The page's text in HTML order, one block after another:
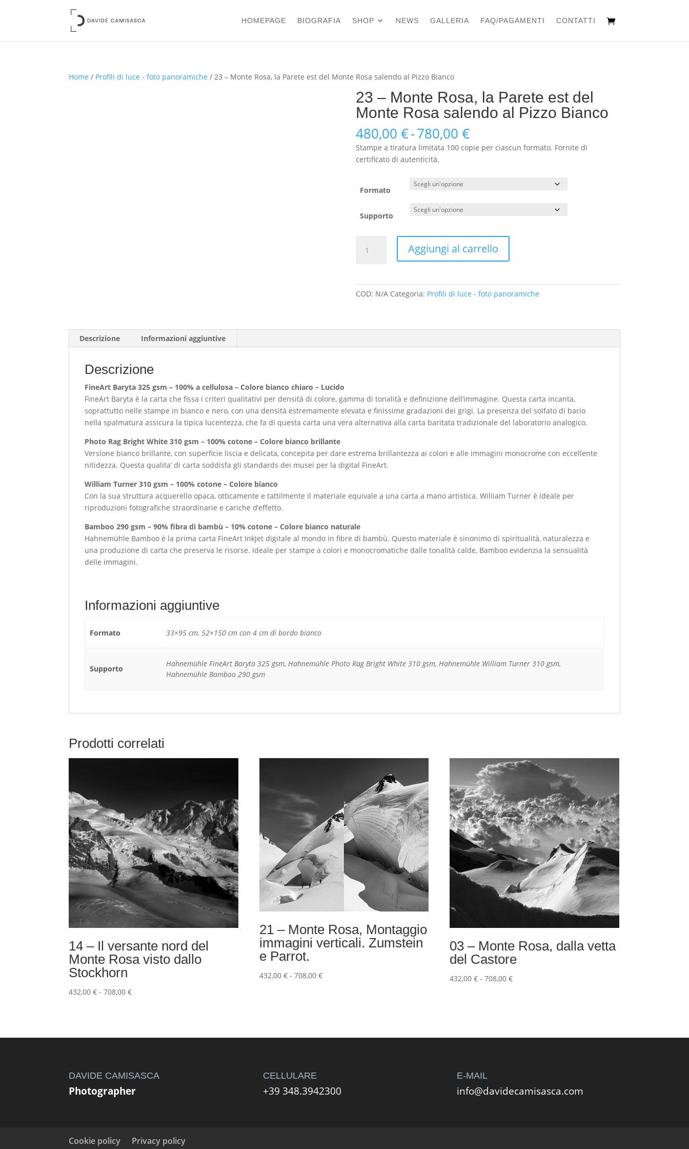
HOMEPAGE BIOGRAFIA SHOP NEWS GALLERIA FAQ/PAGAMENTI CONTATTI
Home / Profili di luce - foto panoramiche / 23 – Monte Rosa, la Parete est del Monte Rosa salendo al Pizzo Bianco
23 – Monte Rosa, la Parete est del
Monte Rosa salendo al Pizzo Bianco
480,00 €-780,00 €Fascia
di
prezzo:
Stampe a tiratura limitata 100 copie per ciascun formato. Fornite di
certificato di autenticità.
Formato
Supporto
Rosa
Bianco
quantità
Aggiungi al carrello
COD: N/A Categoria: Profili di luce - foto panoramiche
Descrizione Informazioni aggiuntive
Descrizione
FineArt Baryta 325 gsm – 100% a cellulosa – Colore bianco chiaro – Lucido
FineArt Baryta è la carta che fissa i criteri qualitativi per densità di colore, gamma di tonalità e definizione dell’immagine. Questa carta incanta,
soprattutto nelle stampe in bianco e nero, con una densità estremamente elevata e finissime gradazioni dei grigi. La presenza del solfato di bario
nella spalmatura assicura la tipica lucentezza, che fa di questa carta una vera alternativa alla carta baritata tradizionale del laboratorio analogico.
Photo Rag Bright White 310 gsm – 100% cotone – Colore bianco brillante
Versione bianco brillante, con superficie liscia e delicata, concepita per dare estrema brillantezza ai colori e alle immagini monocrome con eccellente
nitidezza. Questa qualita’ di carta soddisfa gli standards dei musei per la digital FineArt.
William Turner 310 gsm – 100% cotone – Colore bianco
Con la sua struttura acquerello opaca, otticamente e tattilmente il materiale equivale a una carta a mano artistica. William Turner è ideale per
riproduzioni fotografiche straordinarie e cariche d’effetto.
Bamboo 290 gsm – 90% fibra di bambù – 10% cotone – Colore bianco naturale
Hahnemühle Bamboo è la prima carta FineArt InkJet digitale al mondo in fibre di bambù. Questo materiale è sinonimo di spiritualità, naturalezza e
una produzione di carta che preserva le risorse. Ideale per stampe a colori e monocromatiche dalle tonalità calde, Bamboo evidenzia la sensualità
delle immagini.
Informazioni aggiuntive
Formato 33×95 cm, 52×150 cm con 4 cm di bordo bianco
Supporto
Hahnemühle FineArt Baryta 325 gsm, Hahnemühle Photo Rag Bright White 310 gsm, Hahnemühle William Turner 310 gsm,
Hahnemühle Bamboo 290 gsm
Prodotti correlati
14 – Il versante nord del
Monte Rosa visto dallo
Stockhorn
432,00€ - 708,00€Fascia
432,00 €
21 – Monte Rosa, Montaggio
immagini verticali. Zumstein
e Parrot.
432,00 € - 708,00 €Fascia
03 – Monte Rosa, dalla vetta
del Castore
432,00€ - 708,00€Fascia
a
DAVIDE CAMISASCA
Photographer
CELLULARE
+39 348.3942300
E-MAIL
info@davidecamisasca.com
Cookie policy Privacy policy